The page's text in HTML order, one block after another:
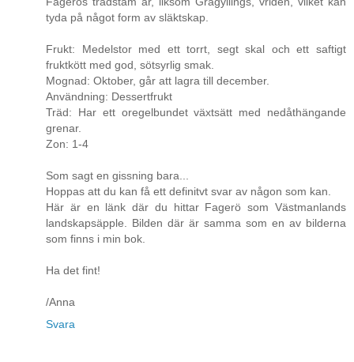
tyda på något form av släktskap.
Frukt: Medelstor med ett torrt, segt skal och ett saftigt
fruktkött med god, sötsyrlig smak.
Mognad: Oktober, går att lagra till december.
Användning: Dessertfrukt
Träd: Har ett oregelbundet växtsätt med nedåthängande
grenar.
Zon: 1-4
Som sagt en gissning bara...
Hoppas att du kan få ett definitvt svar av någon som kan.
Här är en länk där du hittar Fagerö som Västmanlands
landskapsäpple. Bilden där är samma som en av bilderna
som finns i min bok.
Ha det fint!
/Anna
Svara